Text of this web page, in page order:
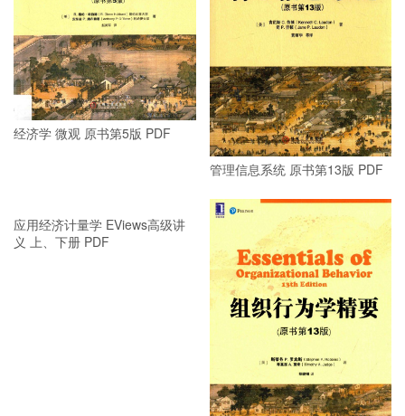
经济学 微观 原书第5版 PDF
管理信息系统 原书第13版 PDF